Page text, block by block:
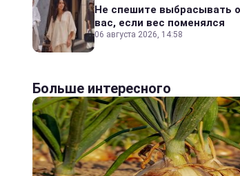
Не спешите выбрасывать
вас, если вес поменялся
06 августа 2026, 14:58
Больше интересного